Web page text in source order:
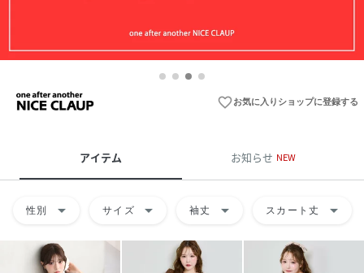
favorite_borderお気に入りショップに登録する
アイテム お知らせ NEW
性別 arrow_drop_down サイズ arrow_drop_down 袖丈 arrow_drop_down スカート丈 arrow_drop_down